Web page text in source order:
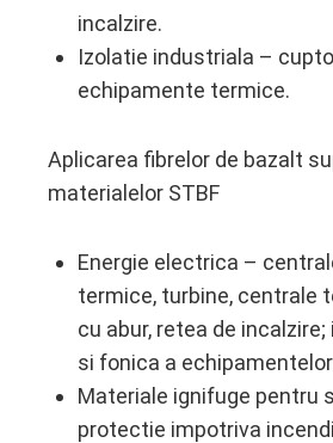
incalzire.
Izolatie industriala –
echipamente termice.
Aplicarea fibrelor de bazalt
materialelor STBF
Energie electrica –
termice, turbine, centrale
cu abur, retea de
si fonica a
Materiale ignifuge pentru
protectie impotriva